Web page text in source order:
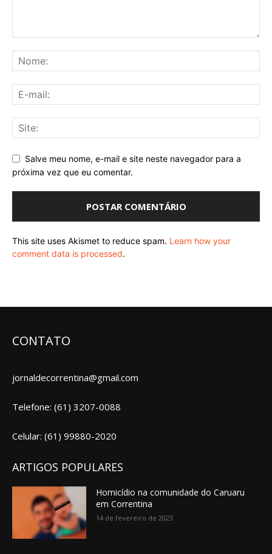
Salve meu nome, e-mail e site neste navegador para a
próxima vez que eu comentar.
This site uses Akismet to reduce spam. Learn how your
comment data is processed.
CONTATO
jornaldecorrentina@gmail.com
Telefone: (61) 3207-0088
Celular: (61) 99880-2020
ARTIGOS POPULARES
Homicídio na comunidade do Caruaru
em Correntina
14 de fevereiro de 2023